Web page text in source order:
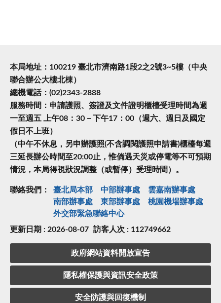
本局地址：100219 臺北市濟南路1段2之2號3~5樓（中央
聯合辦公大樓北棟）
總機電話：(02)2343-2888
服務時間：申請護照、簽證及文件證明櫃檯受理時間為週
一至週五 上午08：30－下午17：00（週六、週日及國定
假日不上班）
（中午不休息，另申辦護照(不含調閱護照申請書)櫃檯每週
三延長辦公時間至20:00止，惟倘遇天災或停電等不可預期
情況，本局得視狀況調整（或暫停）受理時間）。
聯絡我們： 臺北局本部 中部辦事處
雲嘉南辦事處
南部辦事處
東部辦事處
桃園機場辦事處
外交部緊急聯絡中⼼
更新日期 : 2026-08-07 訪客人次 : 112749662
政府網站資料開放宣告
隱私權保護與資訊安全政策
安全防護與回復機制